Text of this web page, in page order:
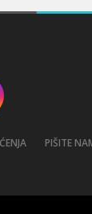
PIŠITE